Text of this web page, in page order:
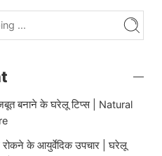
बनाने के घरेलू टिप्स | Natural
रोकने के आयुर्वेदिक उपचार | घरेलू